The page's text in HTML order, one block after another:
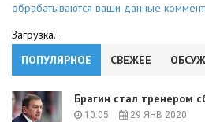
обрабатываются ваши данные
Загрузка...
ПОПУЛЯРНОЕ
СВЕЖЕЕ
Брагин стал тренером
10:05 29 ЯНВ 2020